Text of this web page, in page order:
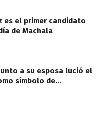
es el primer candidato
de Machala
a su esposa lució el
símbolo de…